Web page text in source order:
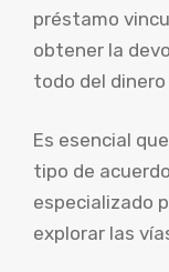
préstamo
obtener la
todo del
Es esencial
tipo de
especializado
explorar las